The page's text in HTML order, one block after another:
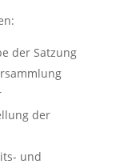
der Satzung
der
und